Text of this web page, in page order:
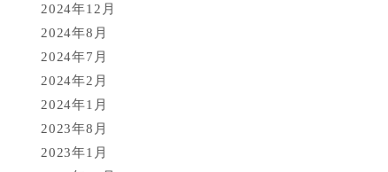
2024年12月
2024年8月
2024年7月
2024年2月
2024年1月
2023年8月
2023年1月